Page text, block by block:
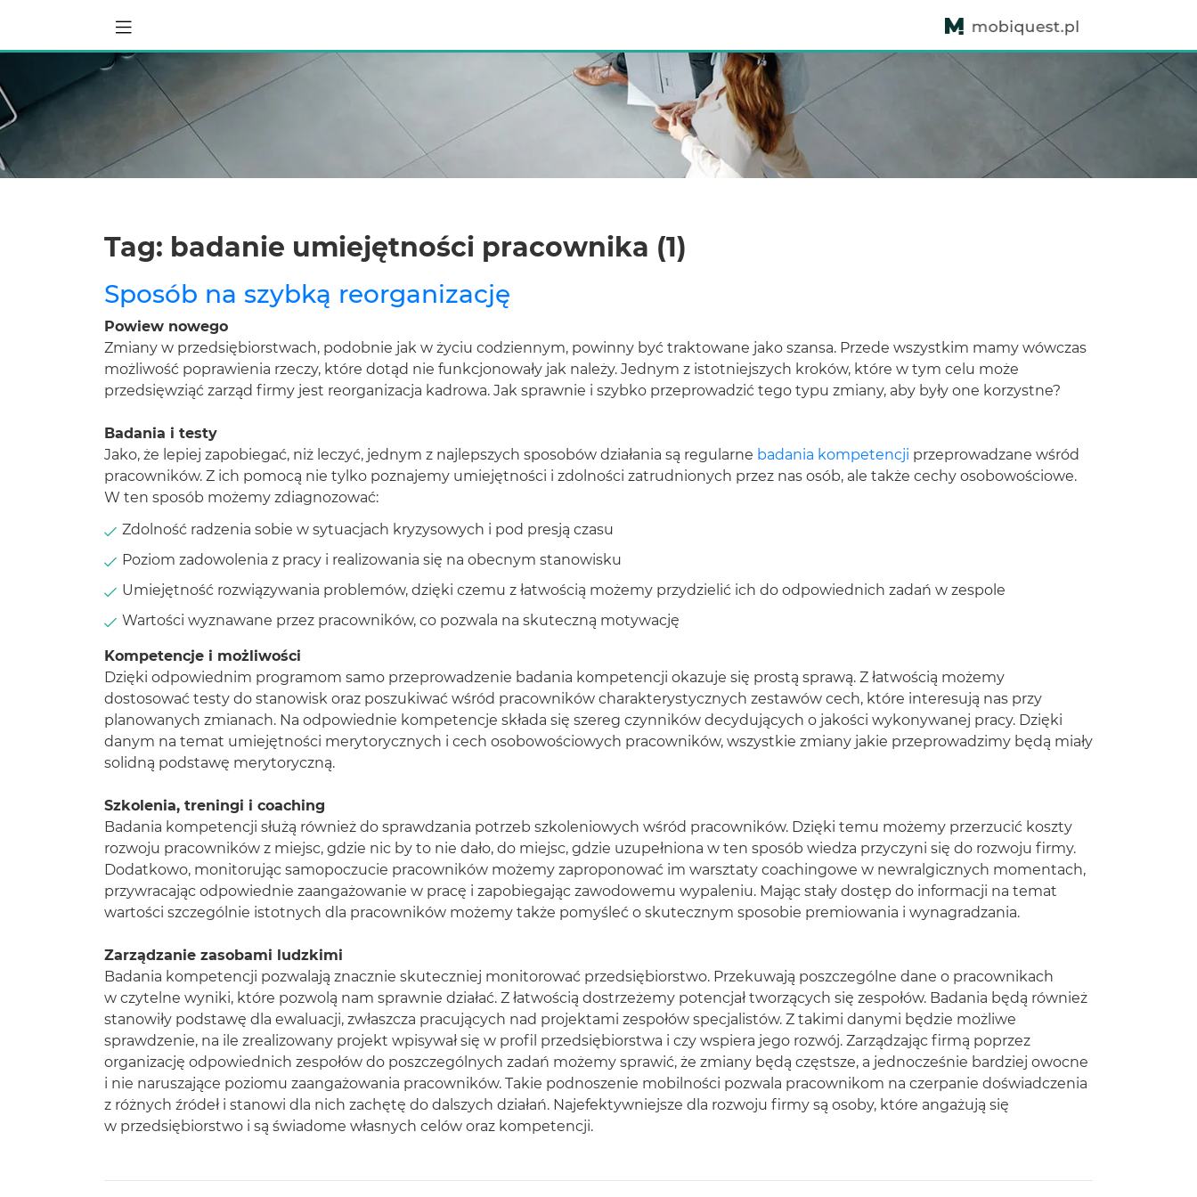
Tag: badanie umiejętności pracownika (1)
Sposób na szybką reorganizację
Powiew nowego
Zmiany w przedsiębiorstwach, podobnie jak w życiu codziennym, powinny być traktowane jako szansa. Przede wszystkim mamy wówczas
możliwość poprawienia rzeczy, które dotąd nie funkcjonowały jak należy. Jednym z istotniejszych kroków, które w tym celu może
przedsięwziąć zarząd firmy jest reorganizacja kadrowa. Jak sprawnie i szybko przeprowadzić tego typu zmiany, aby były one korzystne?
Badania i testy
Jako, że lepiej zapobiegać, niż leczyć, jednym z najlepszych sposobów działania są regularne badania kompetencji przeprowadzane wśród
pracowników. Z ich pomocą nie tylko poznajemy umiejętności i zdolności zatrudnionych przez nas osób, ale także cechy osobowościowe.
W ten sposób możemy zdiagnozować:
Zdolność radzenia sobie w sytuacjach kryzysowych i pod presją czasu
Poziom zadowolenia z pracy i realizowania się na obecnym stanowisku
Umiejętność rozwiązywania problemów, dzięki czemu z łatwością możemy przydzielić ich do odpowiednich zadań w zespole
Wartości wyznawane przez pracowników, co pozwala na skuteczną motywację
Kompetencje i możliwości
Dzięki odpowiednim programom samo przeprowadzenie badania kompetencji okazuje się prostą sprawą. Z łatwością możemy
dostosować testy do stanowisk oraz poszukiwać wśród pracowników charakterystycznych zestawów cech, które interesują nas przy
planowanych zmianach. Na odpowiednie kompetencje składa się szereg czynników decydujących o jakości wykonywanej pracy. Dzięki
danym na temat umiejętności merytorycznych i cech osobowościowych pracowników, wszystkie zmiany jakie przeprowadzimy będą miały
solidną podstawę merytoryczną.
Szkolenia, treningi i coaching
Badania kompetencji służą również do sprawdzania potrzeb szkoleniowych wśród pracowników. Dzięki temu możemy przerzucić koszty
rozwoju pracowników z miejsc, gdzie nic by to nie dało, do miejsc, gdzie uzupełniona w ten sposób wiedza przyczyni się do rozwoju firmy.
Dodatkowo, monitorując samopoczucie pracowników możemy zaproponować im warsztaty coachingowe w newralgicznych momentach,
przywracając odpowiednie zaangażowanie w pracę i zapobiegając zawodowemu wypaleniu. Mając stały dostęp do informacji na temat
wartości szczególnie istotnych dla pracowników możemy także pomyśleć o skutecznym sposobie premiowania i wynagradzania.
Zarządzanie zasobami ludzkimi
Badania kompetencji pozwalają znacznie skuteczniej monitorować przedsiębiorstwo. Przekuwają poszczególne dane o pracownikach
w czytelne wyniki, które pozwolą nam sprawnie działać. Z łatwością dostrzeżemy potencjał tworzących się zespołów. Badania będą również
stanowiły podstawę dla ewaluacji, zwłaszcza pracujących nad projektami zespołów specjalistów. Z takimi danymi będzie możliwe
sprawdzenie, na ile zrealizowany projekt wpisywał się w profil przedsiębiorstwa i czy wspiera jego rozwój. Zarządzając firmą poprzez
organizację odpowiednich zespołów do poszczególnych zadań możemy sprawić, że zmiany będą częstsze, a jednocześnie bardziej owocne
i nie naruszające poziomu zaangażowania pracowników. Takie podnoszenie mobilności pozwala pracownikom na czerpanie doświadczenia
z różnych źródeł i stanowi dla nich zachętę do dalszych działań. Najefektywniejsze dla rozwoju firmy są osoby, które angażują się
w przedsiębiorstwo i są świadome własnych celów oraz kompetencji.